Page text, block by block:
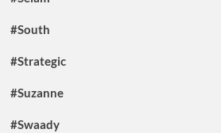
#South
#Strategic
#Suzanne
#Swaady